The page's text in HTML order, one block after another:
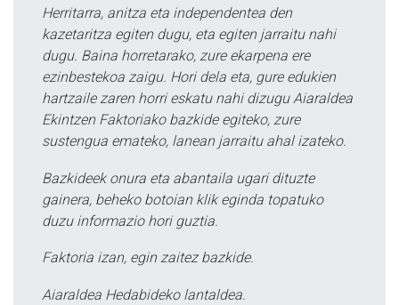
Herritarra, anitza eta independentea den
kazetaritza egiten dugu, eta egiten jarraitu nahi
dugu. Baina horretarako, zure ekarpena ere
ezinbestekoa zaigu. Hori dela eta, gure edukien
hartzaile zaren horri eskatu nahi dizugu Aiaraldea
Ekintzen Faktoriako bazkide egiteko, zure
sustengua emateko, lanean jarraitu ahal izateko.
Bazkideek onura eta abantaila ugari dituzte
gainera, beheko botoian klik eginda topatuko
duzu informazio hori guztia.
Faktoria izan, egin zaitez bazkide.
Aiaraldea Hedabideko lantaldea.